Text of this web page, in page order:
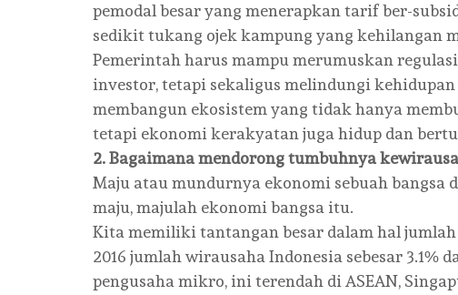
pemodal besar yang menerapkan tarif ber-
sedikit tukang ojek kampung yang kehilangan
Pemerintah harus mampu merumuskan
investor, tetapi sekaligus melindungi
membangun ekosistem yang tidak hanya
tetapi ekonomi kerakyatan juga hidup dan
2. Bagaimana mendorong tumbuhnya
Maju atau mundurnya ekonomi sebuah bangsa
maju, majulah ekonomi bangsa itu.
Kita memiliki tantangan besar dalam hal
2016 jumlah wirausaha Indonesia sebesar
pengusaha mikro, ini terendah di ASEAN,